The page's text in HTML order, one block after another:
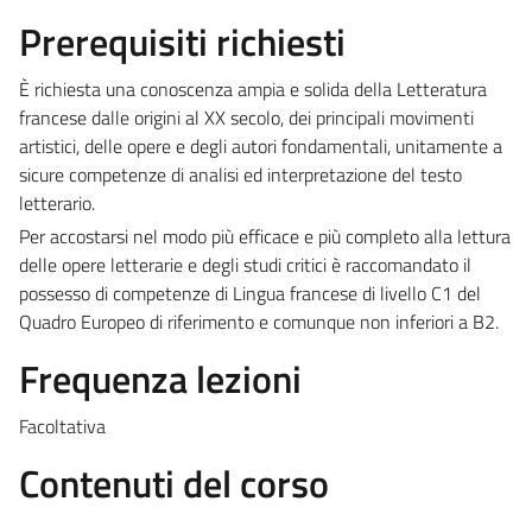
Prerequisiti richiesti
È richiesta una conoscenza ampia e solida della Letteratura
francese dalle origini al XX secolo, dei principali movimenti
artistici, delle opere e degli autori fondamentali, unitamente a
sicure competenze di analisi ed interpretazione del testo
letterario.
Per accostarsi nel modo più efficace e più completo alla lettura
delle opere letterarie e degli studi critici è raccomandato il
possesso di competenze di Lingua francese di livello C1 del
Quadro Europeo di riferimento e comunque non inferiori a B2.
Frequenza lezioni
Facoltativa
Contenuti del corso